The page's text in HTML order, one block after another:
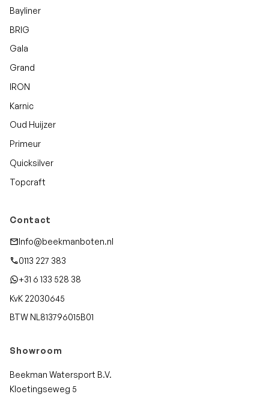
Bayliner
BRIG
Gala
Grand
IRON
Karnic
Oud Huijzer
Primeur
Quicksilver
Topcraft
Contact
Info@beekmanboten.nl
0113 227 383
+31 6 133 528 38
KvK 22030645
BTW NL813796015B01
Showroom
Beekman Watersport B.V.
Kloetingseweg 5